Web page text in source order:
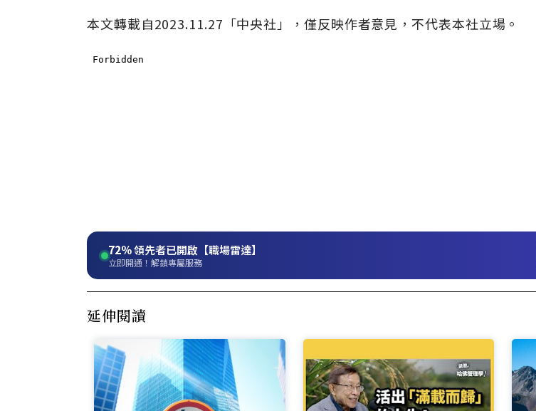
本文轉載自2023.11.27 「中央社」 ，僅反映作者意見，不代表本社立場。
72%領先者已開啟【職場雷達】
立即開通！解鎖專屬服務
延伸閱讀